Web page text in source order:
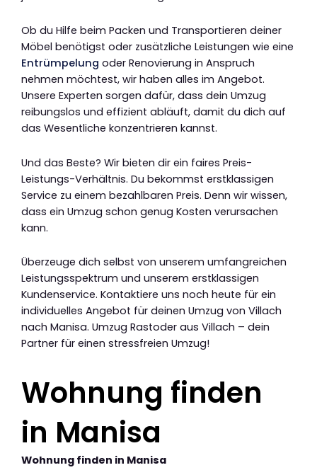
Ob du Hilfe beim Packen und Transportieren deiner
Möbel benötigst oder zusätzliche Leistungen wie eine
Entrümpelung oder Renovierung in Anspruch
nehmen möchtest, wir haben alles im Angebot.
Unsere Experten sorgen dafür, dass dein Umzug
reibungslos und effizient abläuft, damit du dich auf
das Wesentliche konzentrieren kannst.
Und das Beste? Wir bieten dir ein faires Preis-
Leistungs-Verhältnis. Du bekommst erstklassigen
Service zu einem bezahlbaren Preis. Denn wir wissen,
dass ein Umzug schon genug Kosten verursachen
kann.
Überzeuge dich selbst von unserem umfangreichen
Leistungsspektrum und unserem erstklassigen
Kundenservice. Kontaktiere uns noch heute für ein
individuelles Angebot für deinen Umzug von Villach
nach Manisa. Umzug Rastoder aus Villach – dein
Partner für einen stressfreien Umzug!
Wohnung finden
in Manisa
Wohnung finden in Manisa